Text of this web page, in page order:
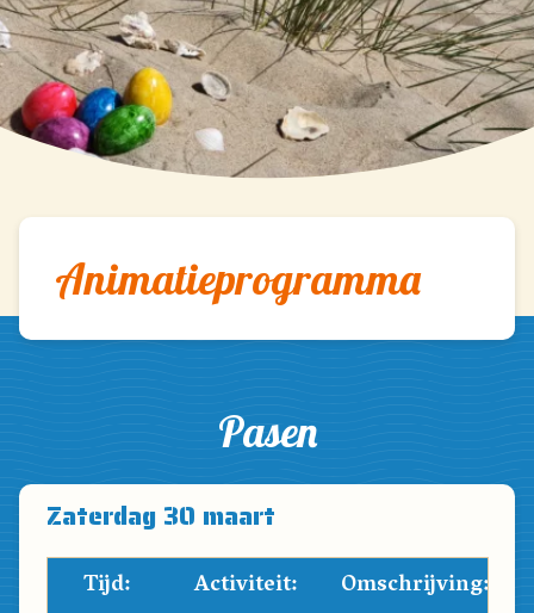
Animatieprogramma
Pasen
Zaterdag 30 maart
Tijd:
Activiteit:
Omschrijving: